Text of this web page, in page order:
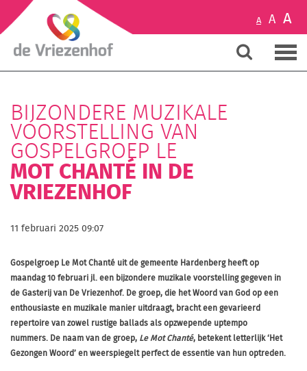
A A A
BIJZONDERE MUZIKALE
VOORSTELLING VAN
GOSPELGROEP LE
MOT CHANTÉ IN DE
VRIEZENHOF
11 februari 2025 09:07
Gospelgroep Le Mot Chanté uit de gemeente Hardenberg heeft op
maandag 10 februari jl. een bijzondere muzikale voorstelling gegeven in
de Gasterij van De Vriezenhof. De groep, die het Woord van God op een
enthousiaste en muzikale manier uitdraagt, bracht een gevarieerd
repertoire van zowel rustige ballads als opzwepende uptempo
nummers. De naam van de groep, Le Mot Chanté, betekent letterlijk ‘Het
Gezongen Woord’ en weerspiegelt perfect de essentie van hun optreden.